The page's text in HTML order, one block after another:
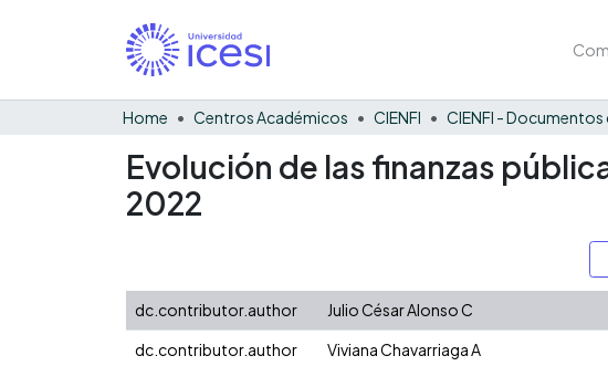
Home Centros Académicos CIENFI
Evolución de las finanzas
2022
dc.contributor.author
Julio César Alonso C
dc.contributor.author
Viviana Chavarriaga A